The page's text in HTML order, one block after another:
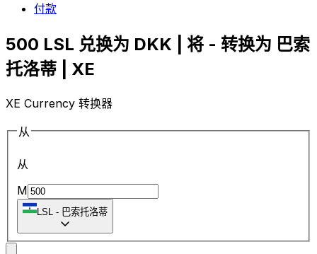
付款
500 LSL 兑换为 DKK | 将 - 转换为 巴索
托洛蒂 | XE
XE Currency 转换器
从
从
M
LSL - 巴索托洛蒂